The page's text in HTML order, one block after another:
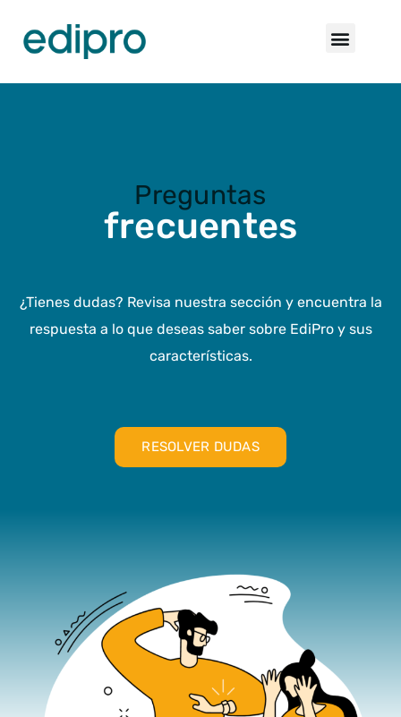
Preguntas​
frecuentes
¿Tienes dudas? Revisa nuestra sección y encuentra la
respuesta a lo que deseas saber sobre EdiPro y sus
características.
RESOLVER DUDAS